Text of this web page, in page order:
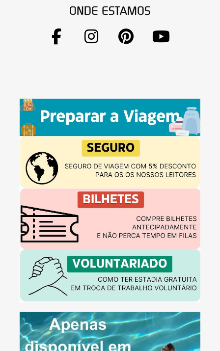
ONDE ESTAMOS